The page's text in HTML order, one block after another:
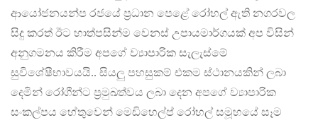
ආයෝජනයන්ප රජයේ ප්‍රධාන පෙළේ රෝහල් ඇති නගරවල
සිදු කරත් ඊට හාත්පසින්ම වෙනස් උපායමාර්ගයක් අප විසින්
අනුගමනය කිරීම අපගේ ව්‍යාපාරික සැලැස්මේ
සුවිශේෂීභාවයයි.. සියලු පහසුකම් එකම ස්ථානයකින් ලබා
දෙමින් රෝගීන්ට ප්‍රමුඛත්වය ලබා දෙන අපගේ ව්‍යාපාරික
සංකල්පය හේතුවෙන් මෙඩිහෙල්ප් රෝහල් සමූහයේ සෑම